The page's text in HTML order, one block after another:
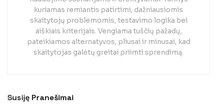
kuriamas remiantis patirtimi, dažniausiomis
skaitytojų problemomis, testavimo logika bei
aiškiais kriterijais. Vengiama tuščių pažadų,
pateikiamos alternatyvos, pliusai ir minusai, kad
skaitytojas galėtų greitai priimti sprendimą.
Susiję Pranešimai